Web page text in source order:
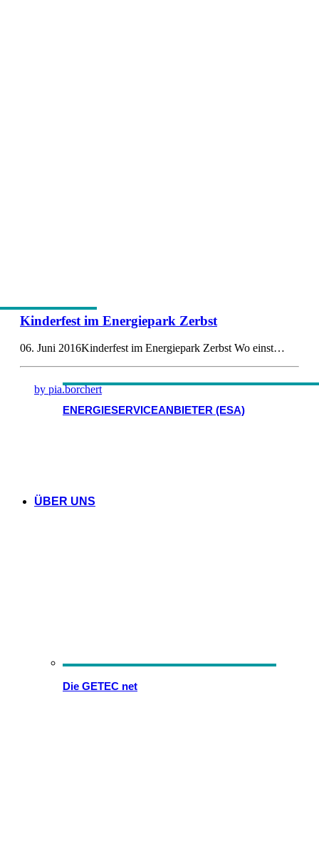
ENERGIESERVICEANBIETER (ESA)
ÜBER UNS
Die GETEC net
Kinderfest im Energiepark Zerbst
06. Juni 2016Kinderfest im Energiepark Zerbst Wo einst…
by pia.borchert